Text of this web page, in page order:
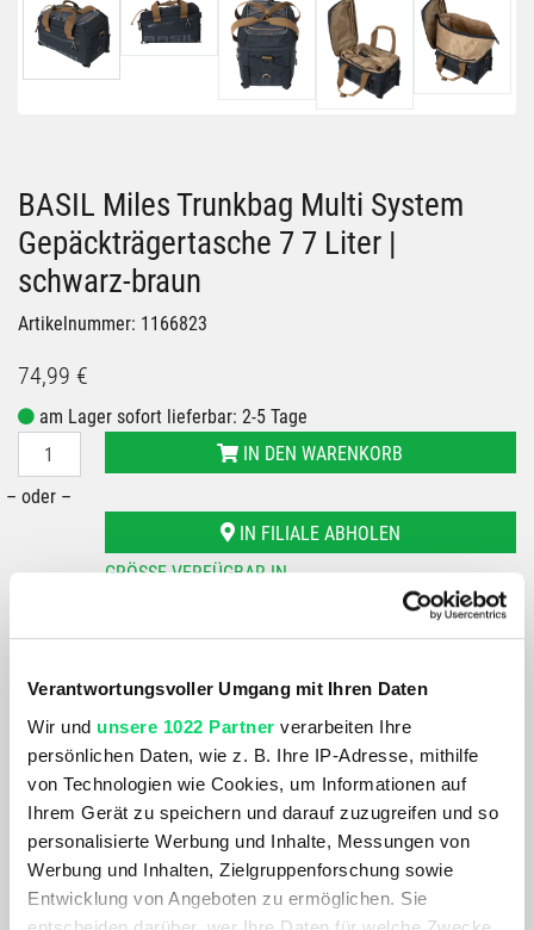
Verantwortungsvoller Umgang mit Ihren Daten
Wir und unsere 1022 Partner verarbeiten Ihre
persönlichen Daten, wie z. B. Ihre IP-Adresse, mithilfe
von Technologien wie Cookies, um Informationen auf
Ihrem Gerät zu speichern und darauf zuzugreifen und so
personalisierte Werbung und Inhalte, Messungen von
Werbung und Inhalten, Zielgruppenforschung sowie
Entwicklung von Angeboten zu ermöglichen. Sie
BASIL Miles Trunkbag Multi System
Gepäckträgertasche 7 7 Liter |
schwarz-braun
Artikelnummer: 1166823
74,99 €
am Lager sofort lieferbar: 2-5 Tage
IN DEN WARENKORB
– oder –
IN FILIALE ABHOLEN
GRÖSSE VERFÜGBAR IN
Wir rufen dich an und beraten dich gerne.
BESCHREIBUNG
Die **Basil Miles Gepäckträgertasche** bietet **7 Liter
Stauraum** und schützt dank **wasserdichtem Material**
zuverlässig bei Regen. Mehrere Fächer, reflektierende